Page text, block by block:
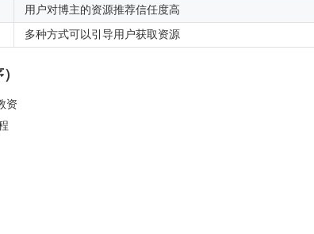
用户对博主的资源推荐信任度高
多种方式可以引导用户获取资源
资